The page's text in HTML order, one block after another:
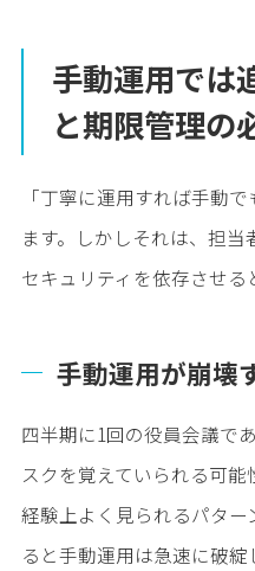
手動運用では
と期限管理の
「丁寧に運用すれば手動
ます。しかしそれは、担
セキュリティを依存させる
手動運用が崩壊
四半期に1回の役員会議で
スクを覚えていられる可
経験上よく見られるパタ
ると手動運用は急速に破綻